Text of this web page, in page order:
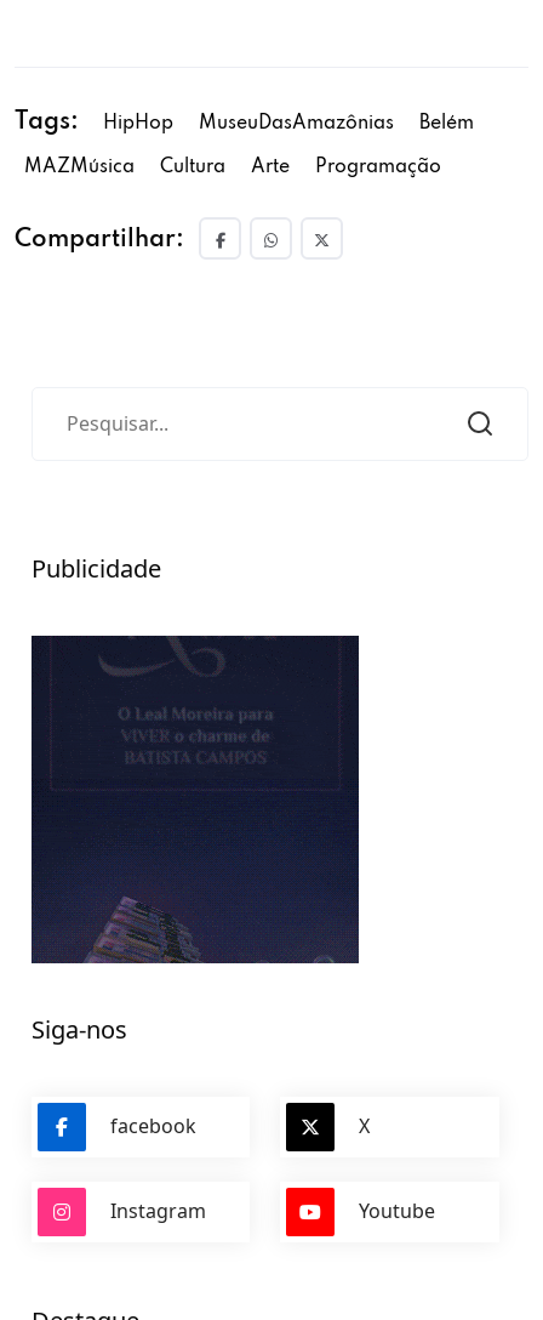
Tags: HipHop MuseuDasAmazônias Belém
MAZMúsica Cultura Arte Programação
Compartilhar:
Publicidade
Siga-nos
facebook X
Instagram Youtube